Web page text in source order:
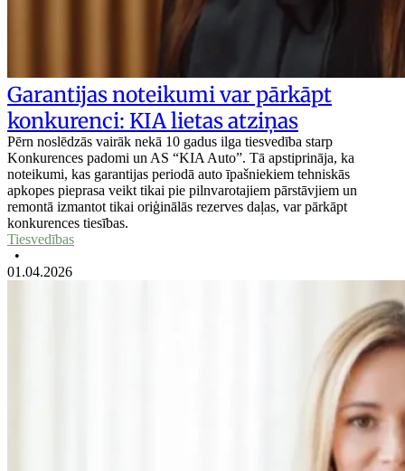
Garantijas noteikumi var pārkāpt
konkurenci: KIA lietas atziņas
Pērn noslēdzās vairāk nekā 10 gadus ilga tiesvedība starp
Konkurences padomi un AS “KIA Auto”. Tā apstiprināja, ka
noteikumi, kas garantijas periodā auto īpašniekiem tehniskās
apkopes pieprasa veikt tikai pie pilnvarotajiem pārstāvjiem un
remontā izmantot tikai oriģinālās rezerves daļas, var pārkāpt
konkurences tiesības.
Tiesvedības
•
01.04.2026